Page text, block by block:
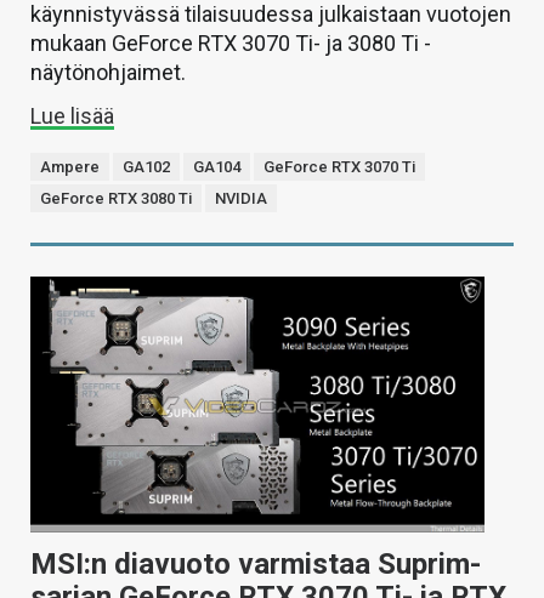
käynnistyvässä tilaisuudessa julkaistaan vuotojen
mukaan GeForce RTX 3070 Ti- ja 3080 Ti -
näytönohjaimet.
Lue lisää
Ampere GA102 GA104
GeForce RTX 3070 Ti
GeForce RTX 3080 Ti
NVIDIA
MSI:n diavuoto varmistaa Suprim-